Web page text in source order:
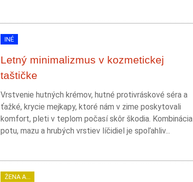
INÉ
Letný minimalizmus v kozmetickej
taštičke
Vrstvenie hutných krémov, hutné protivráskové séra a
ťažké, krycie mejkapy, ktoré nám v zime poskytovali
komfort, pleti v teplom počasí skôr škodia. Kombinácia
potu, mazu a hrubých vrstiev líčidiel je spoľahliv...
ŽENA A...